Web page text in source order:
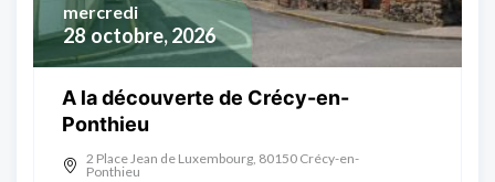
28 octobre, 2026
mercredi
A la découverte de Crécy-en-
Ponthieu
2 Place Jean de Luxembourg, 80150 Crécy-en-
Ponthieu